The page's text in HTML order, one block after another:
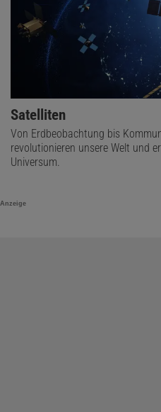
Satelliten
Von Erdbeobachtung bis
revolutionieren unsere Welt und
Universum.
Anzeige